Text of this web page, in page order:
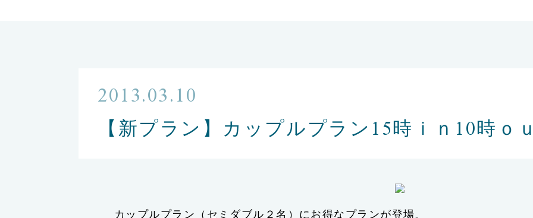
2013.03.10
【新プラン】カップルプラン15時ｉｎ10
カップルプラン（セミダブル２名）にお得なプランが登場。